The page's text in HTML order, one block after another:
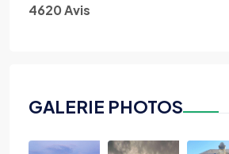
4620 Avis
GALERIE PHOTOS